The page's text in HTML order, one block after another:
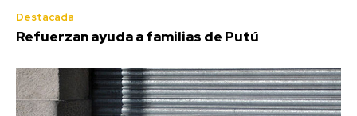
Destacada
Refuerzan ayuda a familias de Putú